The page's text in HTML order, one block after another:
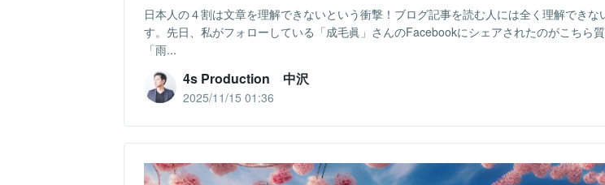
日本人の４割は文章を理解できないという衝撃！ブログ記事を読む人には全く理解できな
す。先日、私がフォローしている「成毛眞」さんのFacebookにシェアされたのがこちら
「雨...
4s Production 中沢
2025/11/15 01:36